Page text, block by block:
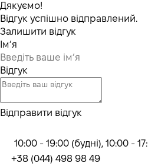
Дякуємо!
Відгук успішно відправлений.
Залишити відгук
Ім’я
Відгук
Відправити відгук
10:00 - 19:00 (будні), 10:00 -
+38 (044) 498 98 49